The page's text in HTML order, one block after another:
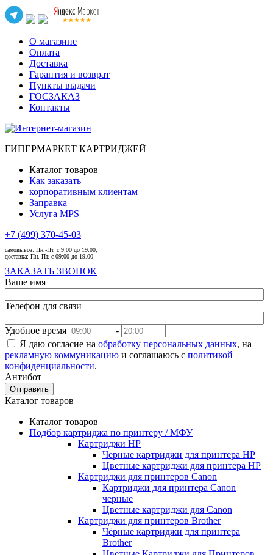
О магазине
Оплата
Доставка
Гарантия и возврат
Пункты выдачи
ГОСЗАКАЗ
Контакты
ГИПЕРМАРКЕТ КАРТРИДЖЕЙ
Каталог товаров
Как заказать
корпоративным клиентам
Заправка
Услуга MPS
+7 (499) 370-45-03
самовывоз: Пн.-Пт. с 9:00 до 19:00,
доставка: Пн.-Пт. с 09:00 до 19.00
ЗАКАЗАТЬ ЗВОНОК
Ваше имя
Телефон для связи
Удобное время
-
Я даю согласие на обработку персональных данных, на
рекламную коммуникацию и соглашаюсь с политикой
конфиденциальности.
Антибот
Отправить
Каталог товаров
Каталог товаров
Подбор картриджа по принтеру / МФУ
Картриджи HP
Черные картриджи для принтера HP
Цветные картриджи для принтера HP
Картриджи для принтеров Сanon
Картриджи для принтера Сanon
черные
Цветные картриджи для Сanon
Картриджи для принтеров Brother
Чёрные картриджи для принтера
Brother